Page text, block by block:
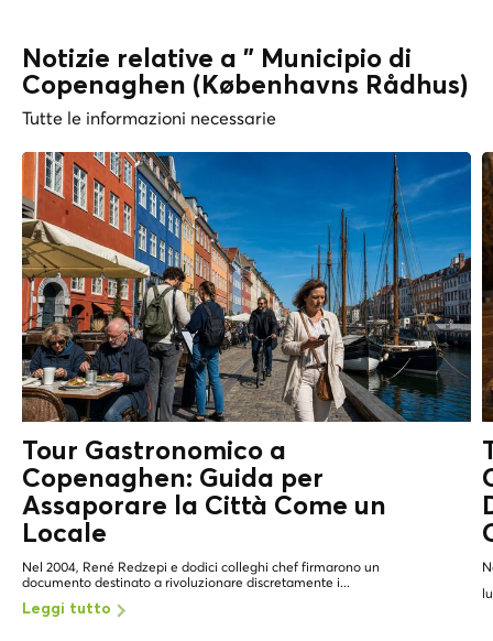
Notizie relative a " Municipio di
Copenaghen (Københavns Rådhus)
Tutte le informazioni necessarie
Tour Gastronomico a
Copenaghen: Guida per
Assaporare la Città Come un
Locale
Nel 2004, René Redzepi e dodici colleghi chef firmarono un
documento destinato a rivoluzionare discretamente i...
Leggi tutto